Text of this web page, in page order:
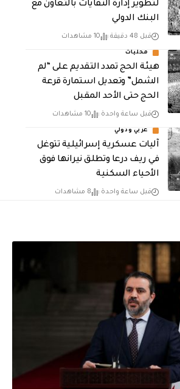
لتطوير إدارة النفايات بالتعاون مع
البنك الدولي
قبل 48 دقيقة 10 مشاهدات
محليات
هيئة الحج تمدد التقديم على “لم
الشمل” وتعديل استمارة قرعة
الحج حتى الأحد المقبل
قبل ساعة واحدة 10 مشاهدات
عربي ودولي
آليات عسكرية إسرائيلية تتوغل
في ريف درعا وتطلق نيرانها فوق
الأحياء السكنية
قبل ساعة واحدة 8 مشاهدات